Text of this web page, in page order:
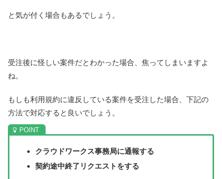
と気が付く場合もあるでしょう。
受注後に怪しい案件だとわかった場合、焦ってしまいますよ
ね。
もしも利用規約に違反している案件を受注した場合、下記の
方法で対応すると良いでしょう。
クラウドワークス事務局に通報する
契約途中終了リクエストをする